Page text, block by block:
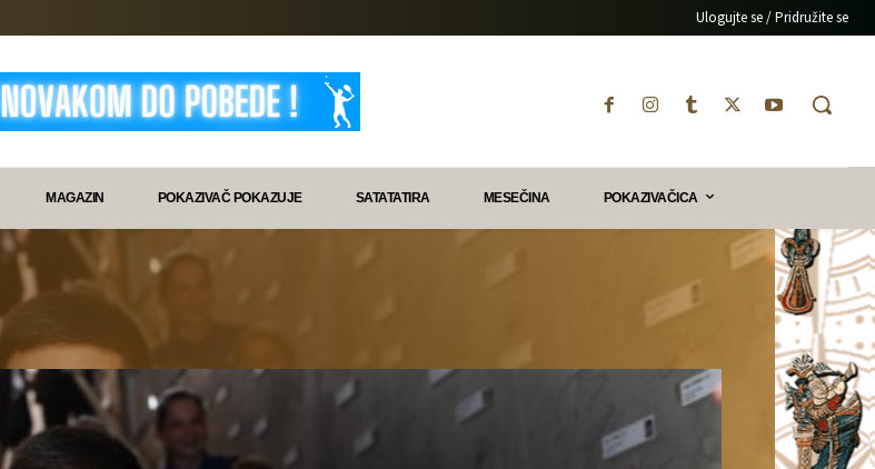
Ulogujte se / Pridružite se
MAGAZIN POKAZIVAČ POKAZUJE SATATATIRA MESEČINA POKAZIVAČICA